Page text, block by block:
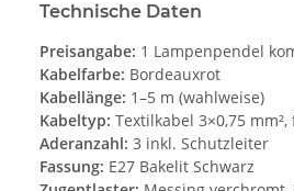
Technische Daten
Preisangabe: 1 Lampenpendel
Kabelfarbe: Bordeauxrot
Kabellänge: 1–5 m (wahlweise)
Kabeltyp: Textilkabel 3×0,75
Aderanzahl: 3 inkl. Schutzleiter
Fassung: E27 Bakelit Schwarz